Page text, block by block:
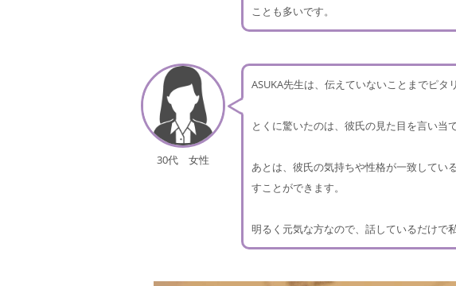
ことも多いです。
30代 女性
ASUKA先生は、伝えていないことまでピタ
とくに驚いたのは、彼氏の見た目を言い当
あとは、彼氏の気持ちや性格が一致してい
すことができます。
明るく元気な方なので、話しているだけで